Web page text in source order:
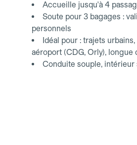
Accueille jusqu'à 4
Soute pour 3 bagages :
personnels
Idéal pour : trajets
aéroport (CDG, Orly), longue
Conduite souple, intérieur